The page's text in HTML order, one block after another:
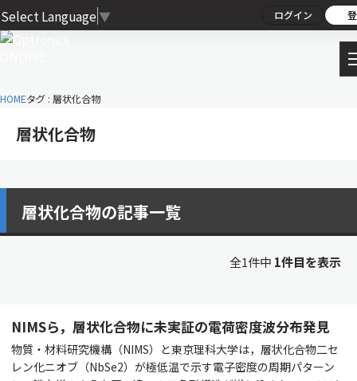
Select Language ▼ ログイン
HOMEタグ : 層状化合物
層状化合物
層状化合物の記事一覧
全1件中 1件目を表示
NIMSら，層状化合物に未実証の電荷密度波分布発見
物質・材料研究機構（NIMS）と東京理科大学は，層状化合物二セ
レン化ニオブ（NbSe2）が極低温で示す電子密度の周期パターン